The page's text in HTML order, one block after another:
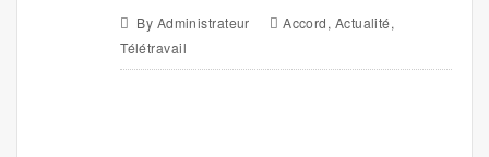
By Administrateur Accord, Actualité,
Télétravail